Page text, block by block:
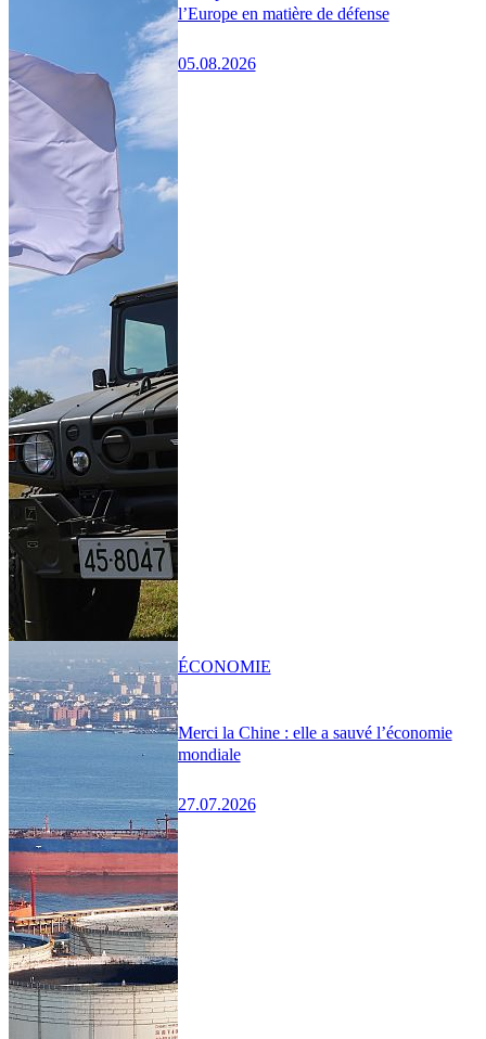
l’Europe en matière de défense
05.08.2026
Merci la Chine : elle a sauvé l’économie
mondiale
27.07.2026
ÉCONOMIE